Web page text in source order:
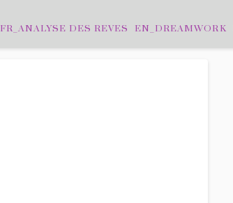
FR_ANALYSE DES REVES EN_DREAMWORK